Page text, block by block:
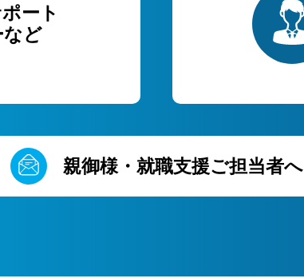
ート
など
親御様・就職支援ご担当者へ